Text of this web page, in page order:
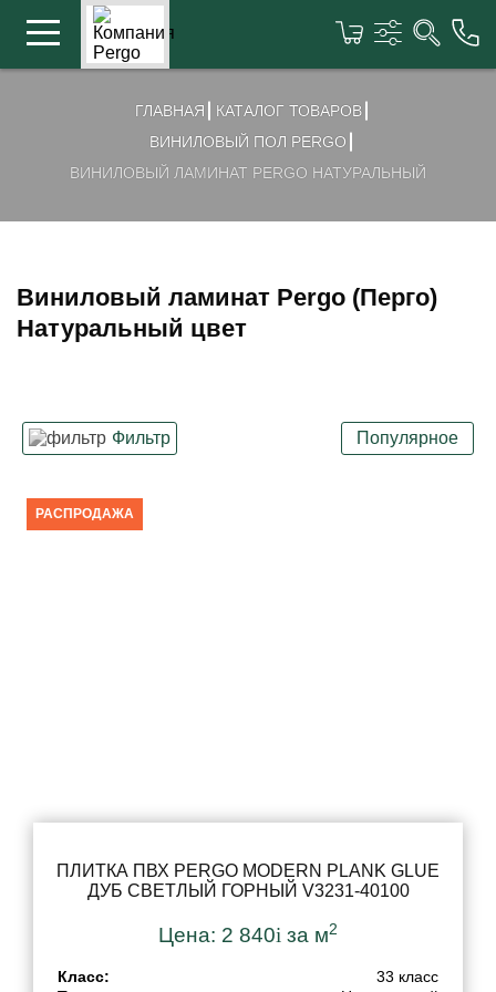
ГЛАВНАЯ
КАТАЛОГ ТОВАРОВ
ВИНИЛОВЫЙ ПОЛ PERGO
ВИНИЛОВЫЙ ЛАМИНАТ PERGO НАТУРАЛЬНЫЙ
Виниловый ламинат Pergo (Перго)
Натуральный цвет
Фильтр Популярное
Класс
Светлый
Темный
Коричневый
РАСПРОДАЖА
ПЛИТКА ПВХ PERGO MODERN PLANK GLUE
ДУБ СВЕТЛЫЙ ГОРНЫЙ V3231-40100
Цена: 2 840i за м2
Класс:
33 класс